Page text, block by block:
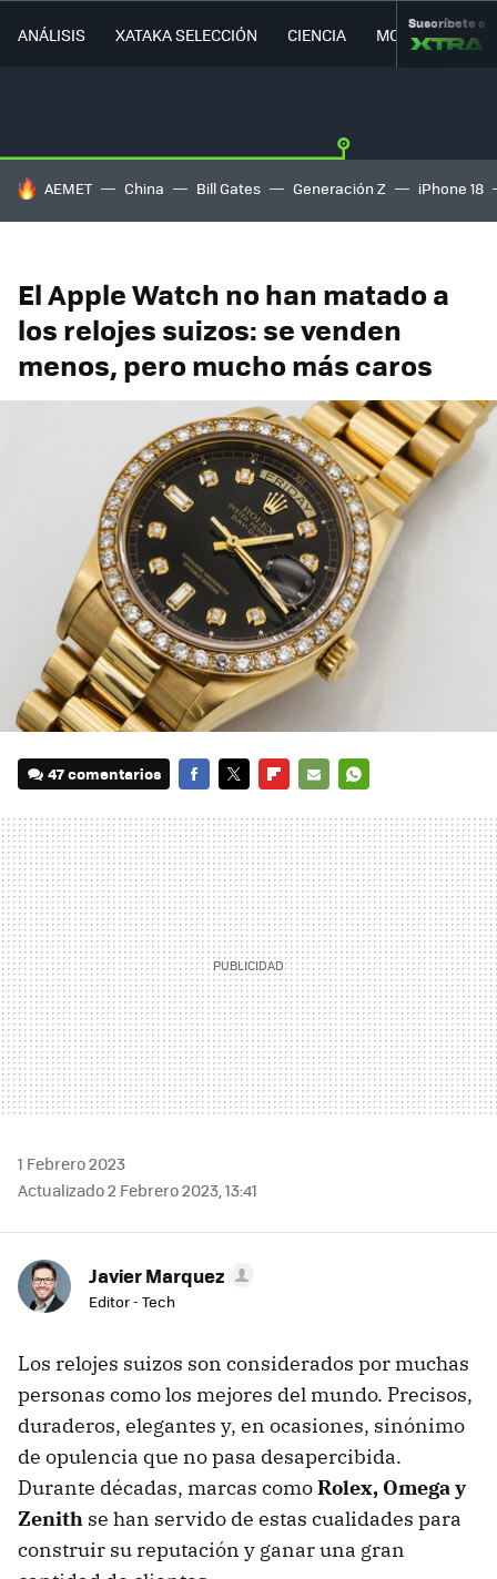
ANÁLISIS XATAKA SELECCIÓN CIENCIA MOVILIDAD
Suscríbete a
HOY SE HABLA DE
AEMET China Bill Gates Generación Z iPhone 18
El Apple Watch no han matado a
los relojes suizos: se venden
menos, pero mucho más caros
47 comentarios
MAIL
1 Febrero 2023
Actualizado 2 Febrero 2023, 13:41
Javier Marquez
Editor - Tech
Los relojes suizos son considerados por muchas
personas como los mejores del mundo. Precisos,
duraderos, elegantes y, en ocasiones, sinónimo
de opulencia que no pasa desapercibida.
Durante décadas, marcas comoRolex, Omega y
Zenith se han servido de estas cualidades para
construir su reputación y ganar una gran